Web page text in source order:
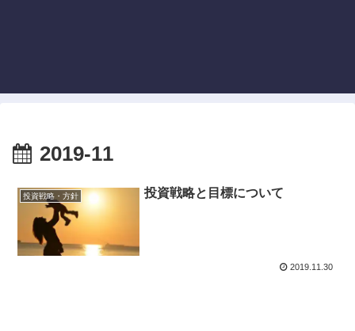
2019-11
投資戦略・方針 投資戦略と目標について
2019.11.30